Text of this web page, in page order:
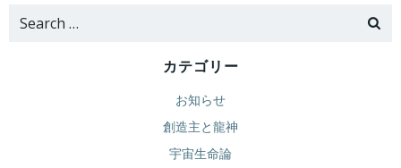
Search
カテゴリー
お知らせ
創造主と龍神
宇宙生命論